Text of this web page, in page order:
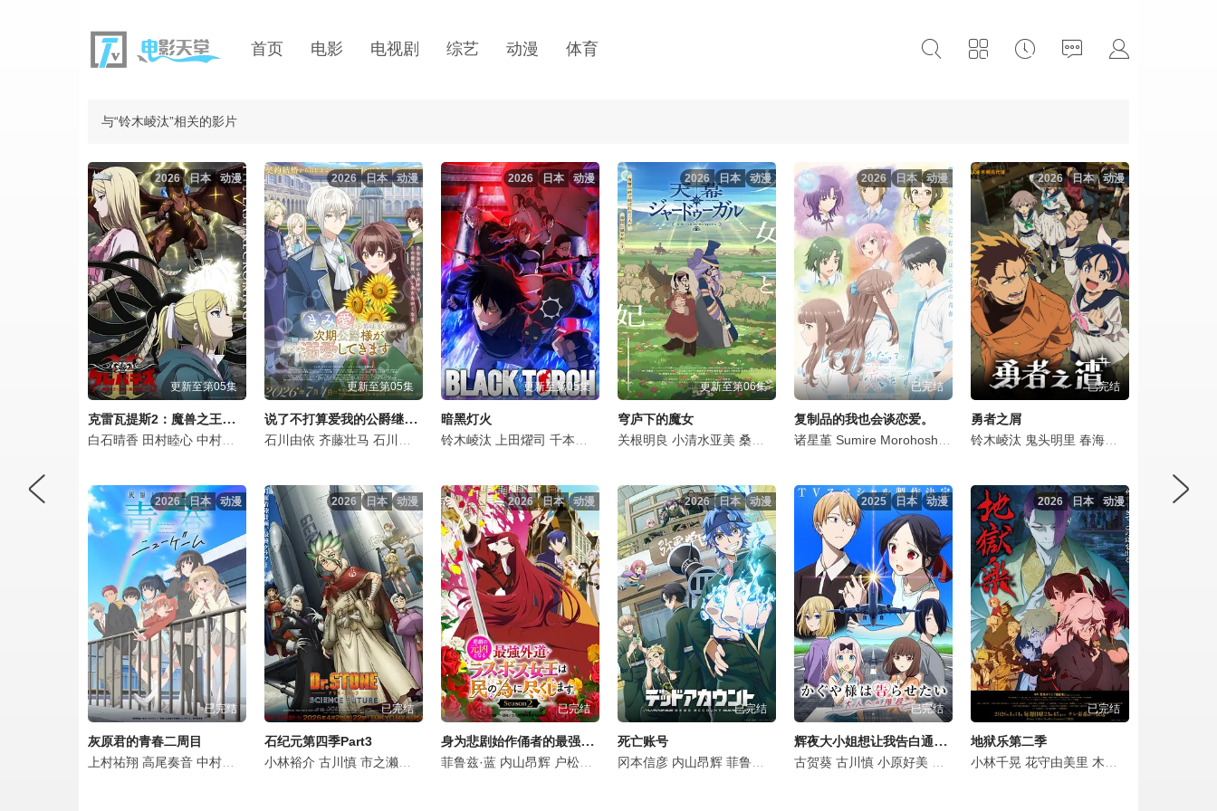
首页 电影 电视剧 综艺 动漫 体育
与“铃木崚汰”相关的影片
动漫
日本
2026
更新至第05集
克雷瓦提斯2：魔兽之王与虚伪的勇者传承
白石晴香 田村睦心 中村悠一 黑田崇矢 潘惠美 杉田智和 会泽纱弥 黑泽朋世 关智一 梅田修一朗 菊池由莉奈 橘龙丸 铃木崚汰 峰田大梦 久野美咲 西山宏太朗 关根明良 佐野史郎
动漫
日本
2026
更新至第05集
说了不打算爱我的公爵继承人，不知为何对我宠爱有加
石川由依 齐藤壮马 石川界人 安济知佳 山村响 榎木淳弥 木村良平 铃木崚汰 浪川大辅 国府田麻理子 田村真 内田真礼
动漫
日本
2026
更新至第05集
暗黑灯火
铃木崚汰
上田燿司 千本木彩花 榎木淳弥 诹访部顺一 上田丽奈 森川智之 冈本信彦 辻亲八 甲斐田裕子 大塚芳忠
动漫
日本
2026
更新至第06集
穹庐下的魔女
关根明良 小清水亚美 桑岛法子 斋藤润 下野纮 铃木崚汰 入野自由 浪川大辅 野岛健儿
动漫
日本
2026
已完结
复制品的我也会谈恋爱。
诸星堇 Sumire Morohoshi 铃木崚汰
动漫
日本
2026
已完结
勇者之屑
铃木崚汰 鬼头明里 春海百乃
动漫
日本
2026
已完结
灰原君的青春二周目
上村祐翔 高尾奏音 中村栞奈 山根绮 铃代纱弓 铃木崚汰 大野智敬 爱美
动漫
日本
2026
已完结
石纪元第四季Part3
小林裕介 古川慎 市之濑加那 沼仓爱美 佐藤元 高桥花林 河西健吾 麦人 中村悠一 石田彰 小野贤章 铃木崚汰 坂本真绫 潘惠美 野岛健儿 山下诚一郎
动漫
日本
2026
已完结
身为悲剧始作俑者的最强邪恶BOSS女王为民竭心尽力。第二季
菲鲁兹·蓝 内山昂辉 户松遥 榎木淳弥 立花慎之介 绿川光 森川智之 井上喜久子 游佐浩二 安元洋贵 关俊彦 小野大辅 永冢拓马
动漫
日本
2026
已完结
死亡账号
冈本信彦 内山昂辉 菲鲁兹·蓝 花江夏树 齐藤真知子 铃木崚汰 佐藤拓也 今井文也 佐藤元
动漫
日本
2025
已完结
辉夜大小姐想让我告白通往大人的阶梯
古贺葵 古川慎 小原好美 铃木崚汰 富田美忧 花守由美里
动漫
日本
2026
已完结
地狱乐第二季
小林千晃 花守由美里 木村良平